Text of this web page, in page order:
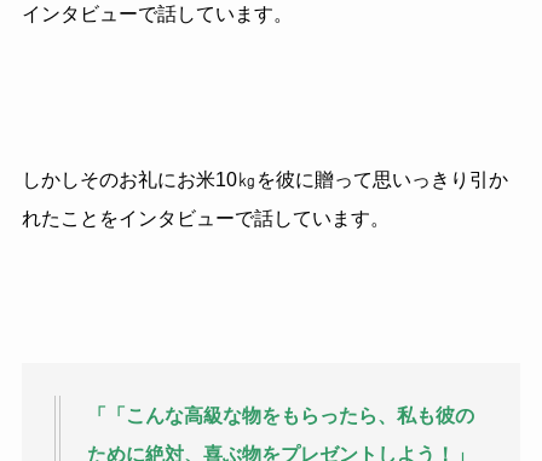
インタビューで話しています。
しかしそのお礼にお米10㎏を彼に贈って思いっきり引か
れたことをインタビューで話しています。
「「こんな高級な物をもらったら、私も彼の
ために絶対、喜ぶ物をプレゼントしよう！」